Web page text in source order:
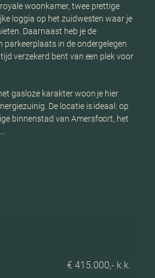
woonkamer, twee prettige
loggia op het zuidwesten waar je
Daarnaast heb je de
parkeerplaats in de ondergelegen
verzekerd bent van een plek voor
gasloze karakter woon je hier
De locatie is ideaal: op
binnenstad van Amersfoort, het
€ 415.000,- k.k.